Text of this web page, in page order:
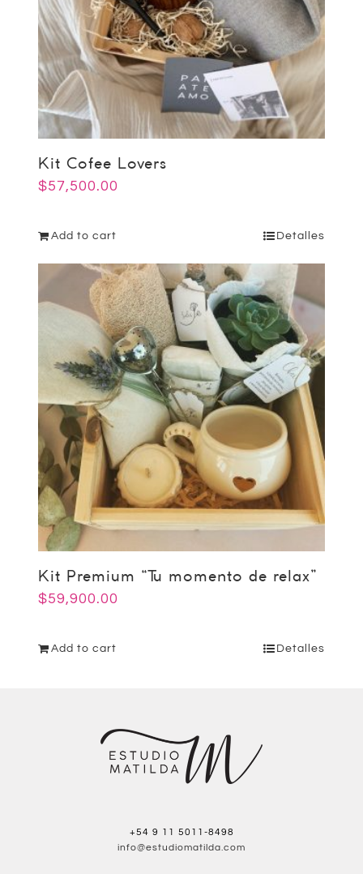
Kit Cofee Lovers
$57,500.00
Add to cart Detalles
Kit Premium “Tu momento de relax”
$59,900.00
Add to cart Detalles
+54 9 11 5011-8498
info@estudiomatilda.com